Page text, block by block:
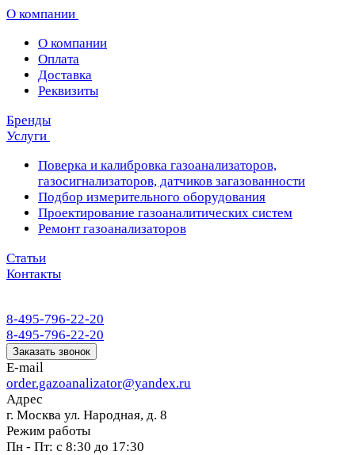
О компании
О компании
Оплата
Доставка
Реквизиты
Бренды
Услуги
Поверка и калибровка газоанализаторов,
газосигнализаторов, датчиков загазованности
Подбор измерительного оборудования
Проектирование газоаналитических систем
Ремонт газоанализаторов
Статьи
Контакты
8-495-796-22-20
8-495-796-22-20
Заказать звонок
E-mail
order.gazoanalizator@yandex.ru
Адрес
г. Москва ул. Народная, д. 8
Режим работы
Пн - Пт: с 8:30 до 17:30